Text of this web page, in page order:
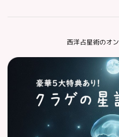
西洋占星術のオ